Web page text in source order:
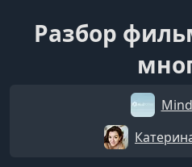
Разбор